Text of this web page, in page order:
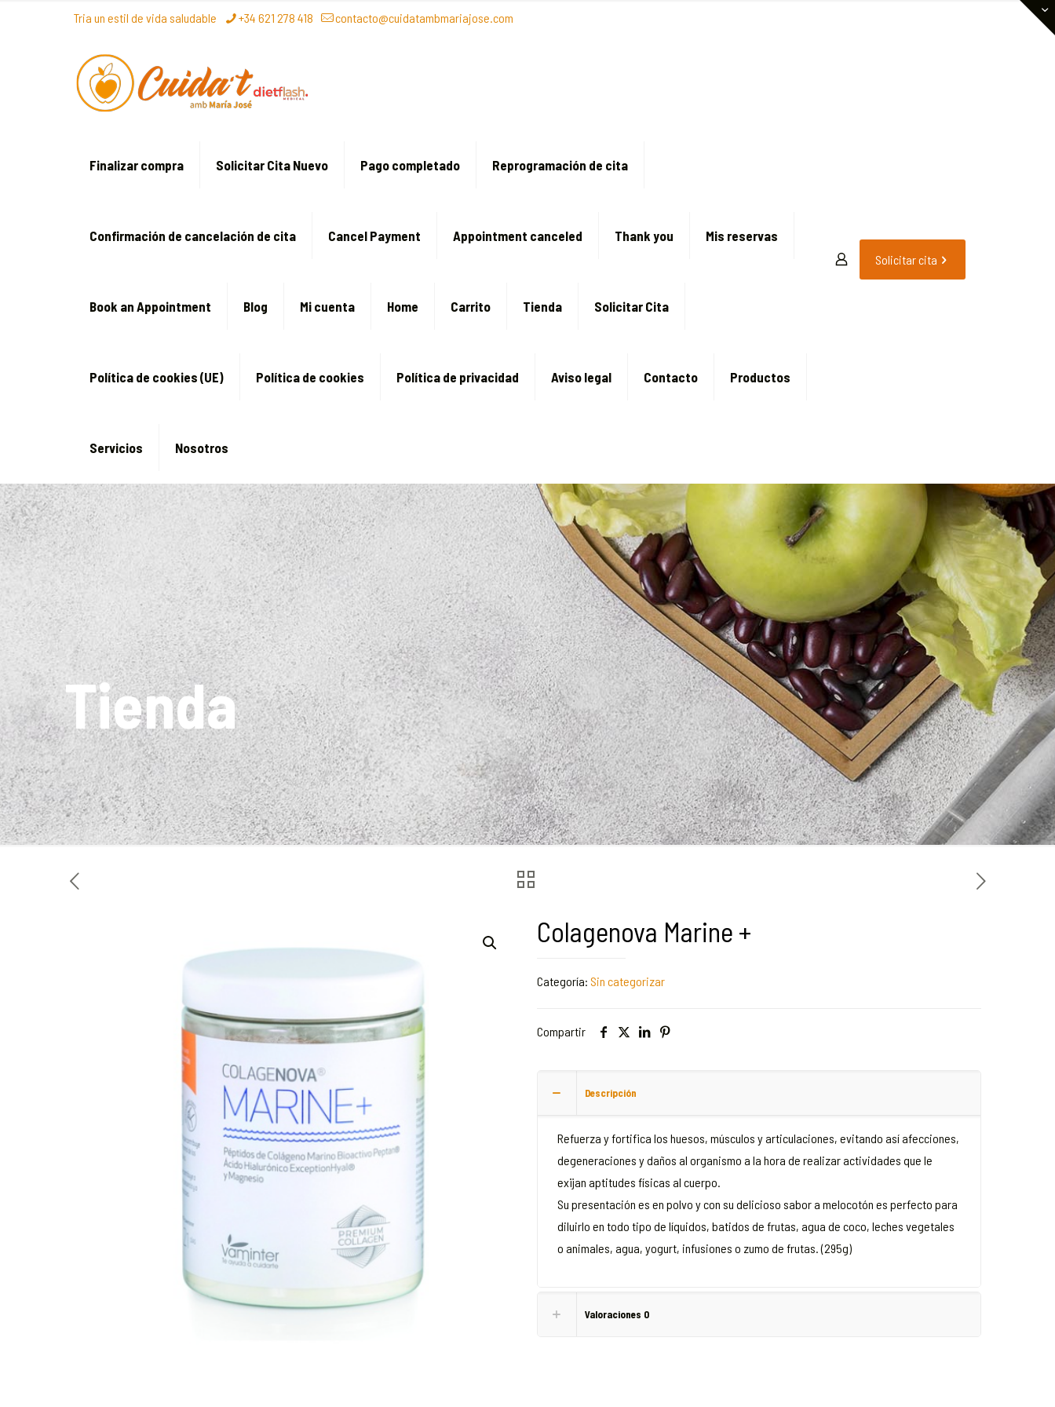
Tria un estil de vida saludable +34 621 278 418 contacto@cuidatambmariajose.com
Finalizar compra Solicitar Cita Nuevo Pago completado Reprogramación de cita
Confirmación de cancelación de cita Cancel Payment Appointment canceled Thank you Mis reservas
Book an Appointment Blog Mi cuenta Home Carrito Tienda Solicitar Cita
Política de cookies (UE) Política de cookies Política de privacidad Aviso legal Contacto Productos
Servicios Nosotros
Solicitar cita
Tienda
Colagenova Marine +
Categoría: Sin categorizar
Compartir
Descripción
Refuerza y fortifica los huesos, músculos y articulaciones, evitando así afecciones,
degeneraciones y daños al organismo a la hora de realizar actividades que le
exijan aptitudes físicas al cuerpo.
Su presentación es en polvo y con su delicioso sabor a melocotón es perfecto para
diluirlo en todo tipo de líquidos, batidos de frutas, agua de coco, leches vegetales
o animales, agua, yogurt, infusiones o zumo de frutas. (295g)
Valoraciones 0